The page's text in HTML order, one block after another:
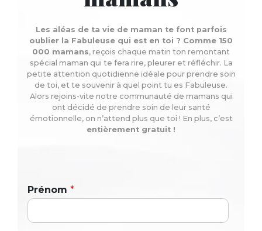
Les aléas de ta vie de maman te font parfois
oublier la Fabuleuse qui est en toi ? Comme 150
000 mamans, reçois chaque matin ton remontant
spécial maman qui te fera rire, pleurer et réfléchir. La
petite attention quotidienne idéale pour prendre soin
de toi, et te souvenir à quel point tu es Fabuleuse.
Alors rejoins-vite notre communauté de mamans qui
ont décidé de prendre soin de leur santé
émotionnelle, on n’attend plus que toi ! En plus, c’est
entièrement gratuit !
Prénom *